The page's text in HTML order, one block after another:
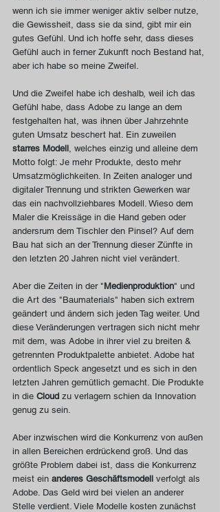
wenn ich sie immer weniger aktiv selber nutze,
die Gewissheit, dass sie da sind, gibt mir ein
gutes Gefühl. Und ich hoffe sehr, dass dieses
Gefühl auch in ferner Zukunft noch Bestand hat,
aber ich habe so meine Zweifel.
Und die Zweifel habe ich deshalb, weil ich das
Gefühl habe, dass Adobe zu lange an dem
festgehalten hat, was ihnen über Jahrzehnte
guten Umsatz beschert hat. Ein zuweilen
starres Modell , welches einzig und alleine dem
Motto folgt: Je mehr Produkte, desto mehr
Umsatzmöglichkeiten. In Zeiten analoger und
digitaler Trennung und strikten Gewerken war
das ein nachvollziehbares Modell. Wieso dem
Maler die Kreissäge in die Hand geben oder
andersrum dem Tischler den Pinsel? Auf dem
Bau hat sich an der Trennung dieser Zünfte in
den letzten 20 Jahren nicht viel verändert.
Aber die Zeiten in der "Medienproduktion" und
die Art des "Baumaterials" haben sich extrem
geändert und ändern sich jeden Tag weiter. Und
diese Veränderungen vertragen sich nicht mehr
mit dem, was Adobe in ihrer viel zu breiten &
getrennten Produktpalette anbietet. Adobe hat
ordentlich Speck angesetzt und es sich in den
letzten Jahren gemütlich gemacht. Die Produkte
in die Cloud zu verlagern schien da Innovation
genug zu sein.
Aber inzwischen wird die Konkurrenz von außen
in allen Bereichen erdrückend groß. Und das
größte Problem dabei ist, dass die Konkurrenz
meist ein anderes Geschäftsmodell verfolgt als
Adobe. Das Geld wird bei vielen an anderer
Stelle verdient. Viele Modelle kosten zunächst